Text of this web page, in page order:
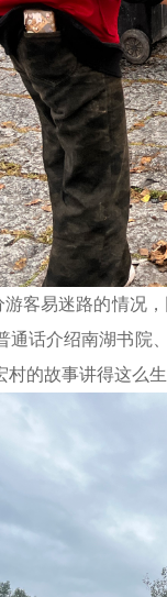
客易迷路的情况
通话介绍南湖书院
的故事讲得这么